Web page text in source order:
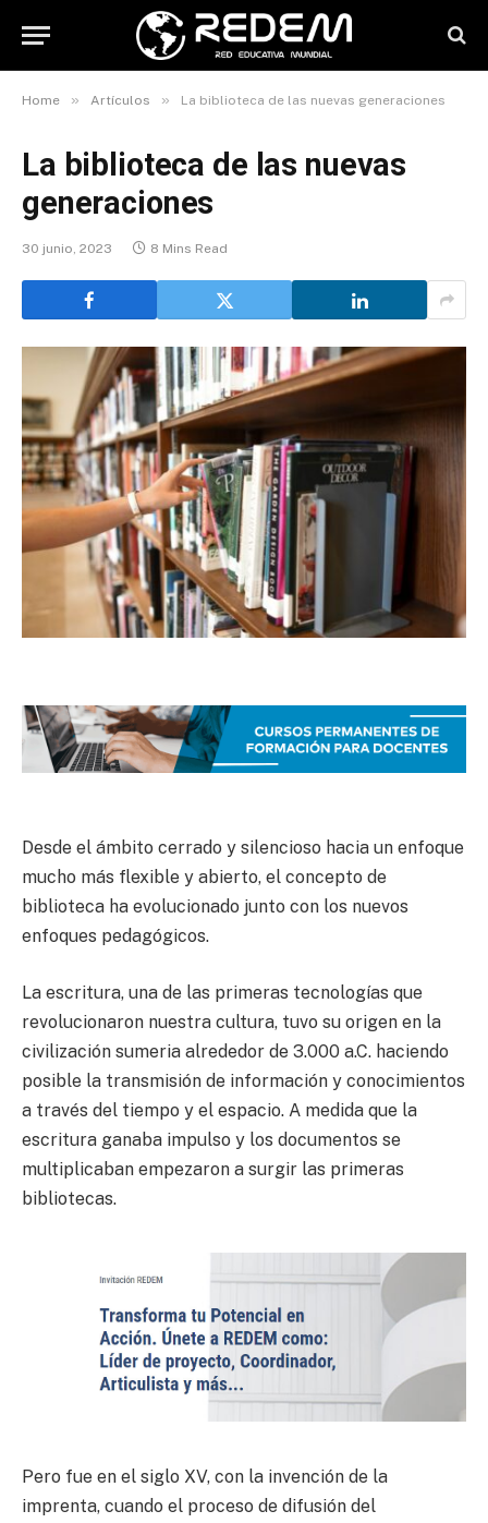
Home » Artículos » La biblioteca de las nuevas generaciones
La biblioteca de las nuevas
generaciones
30 junio, 2023 8 Mins Read
Desde el ámbito cerrado y silencioso hacia un enfoque
mucho más flexible y abierto, el concepto de
biblioteca ha evolucionado junto con los nuevos
enfoques pedagógicos.
La escritura, una de las primeras tecnologías que
revolucionaron nuestra cultura, tuvo su origen en la
civilización sumeria alrededor de 3.000 a.C. haciendo
posible la transmisión de información y conocimientos
a través del tiempo y el espacio. A medida que la
escritura ganaba impulso y los documentos se
multiplicaban empezaron a surgir las primeras
bibliotecas.
Pero fue en el siglo XV, con la invención de la
imprenta, cuando el proceso de difusión del